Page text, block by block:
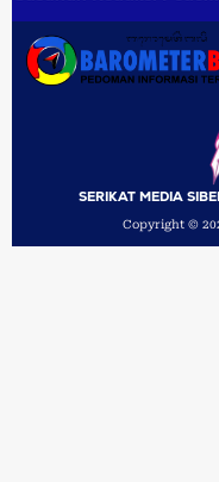
SERIKAT MEDIA
Copyright ©